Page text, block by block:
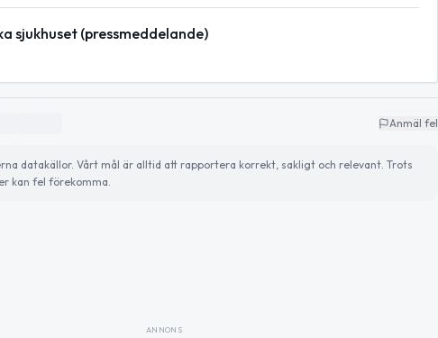
sjukhuset (pressmeddelande)
Anmäl fel
datakällor. Vårt mål är alltid att rapportera korrekt, sakligt och relevant. Trots
kan fel förekomma.
ANNONS